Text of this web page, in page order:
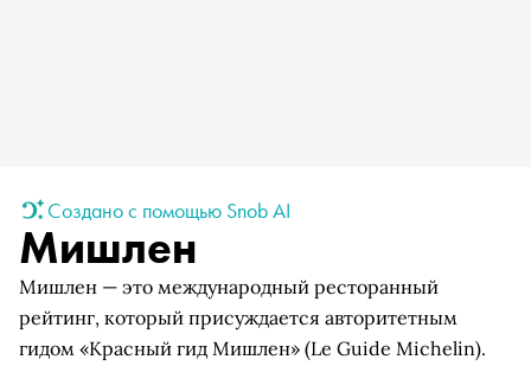
Создано с помощью Snob AI
Мишлен
Мишлен — это международный ресторанный
рейтинг, который присуждается авторитетным
гидом «Красный гид Мишлен» (Le Guide Michelin).